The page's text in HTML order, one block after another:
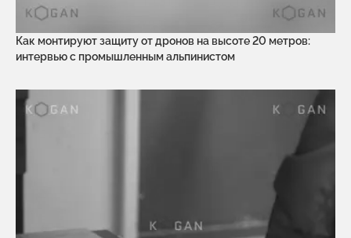
Как монтируют защиту от дронов на высоте 20 метров:
интервью с промышленным альпинистом